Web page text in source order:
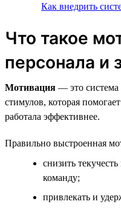
Как внедрить
Что такое
персонала и
Мотивация — это система
стимулов, которая
работала эффективнее.
Правильно выстроенная
снизить
команду;
привлекать и